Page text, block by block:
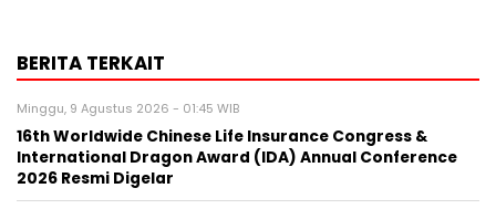
BERITA TERKAIT
Minggu, 9 Agustus 2026 - 01:45 WIB
16th Worldwide Chinese Life Insurance Congress &
International Dragon Award (IDA) Annual Conference
2026 Resmi Digelar